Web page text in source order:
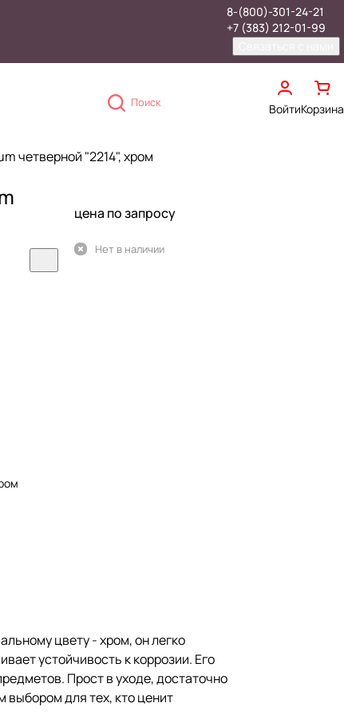
8-(800)-301-24-21
+7 (383) 212-01-99
Поиск ВойтиКорзина
четверной "2214", хром
цена по запросу
Нет в наличии
цвету - хром, он легко
устойчивость к коррозии. Его
Прост в уходе, достаточно
выбором для тех, кто ценит